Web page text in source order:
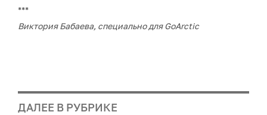
***
Виктория Бабаева, специально для GoArctic
ДАЛЕЕ В РУБРИКЕ